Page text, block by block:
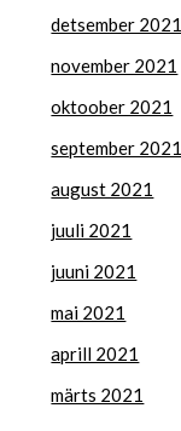
detsember 2021
november 2021
oktoober 2021
september 2021
august 2021
juuli 2021
juuni 2021
mai 2021
aprill 2021
märts 2021